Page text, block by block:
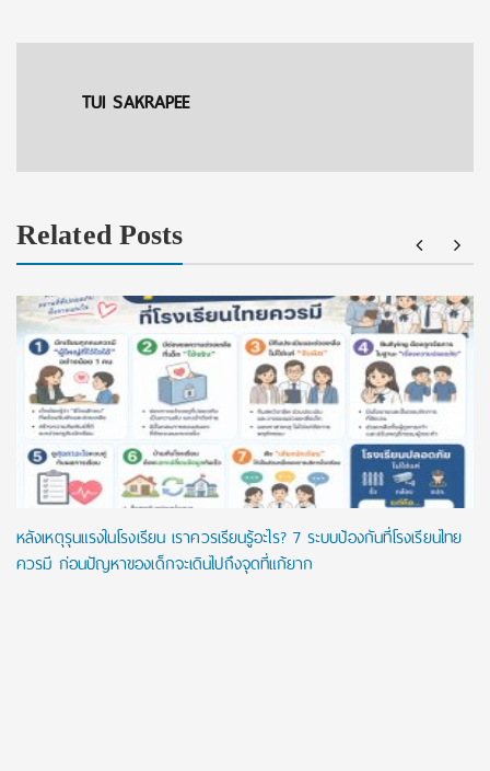
TUI SAKRAPEE
Related Posts
หลังเหตุรุนแรงในโรงเรียน เราควรเรียนรู้อะไร? 7 ระบบป้องกันที่โรงเรียนไทย
ควรมี ก่อนปัญหาของเด็กจะเดินไปถึงจุดที่แก้ยาก